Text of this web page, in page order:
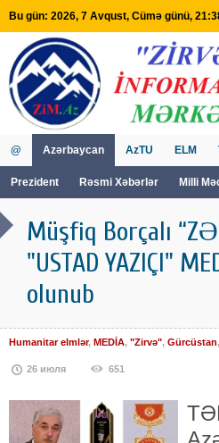
Bu gün: 2026, 7 Avqust, Cümə günü,
@ Azərbaycan
Prezident Rəsmi Xəbərlər Milli
AzTU ELM
Müşfiq Borçalı
"USTAD YAZIÇI"
olunub
Humanitar elmlər, MEDİA, "Zirvə", Gürcüstan,
26 июля 651